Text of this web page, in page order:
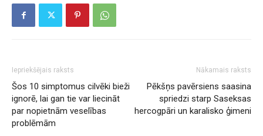
Iepriekšējais raksts
Šos 10 simptomus cilvēki bieži
ignorē, lai gan tie var liecināt
par nopietnām veselības
problēmām
Nākamais raksts
Pēkšņs pavērsiens saasina
spriedzi starp Saseksas
hercogpāri un karalisko ģimeni